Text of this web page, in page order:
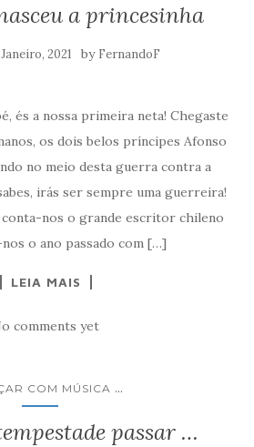
a princesinha
Janeiro, 2021 by FernandoF
és a nossa primeira neta! Chegaste
os dois belos príncipes Afonso
no meio desta guerra contra a
irás ser sempre uma guerreira!
nos o grande escritor chileno
o ano passado com […]
LEIA MAIS
comments yet
COM MÚSICA ...
passar …